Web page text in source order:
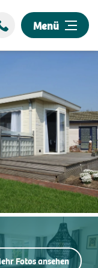
Menü
Fotos ansehen